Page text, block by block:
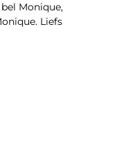
Monique,
Liefs